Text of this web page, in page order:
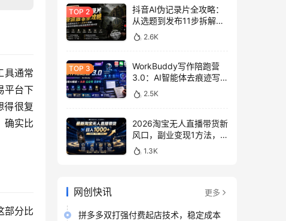
具通常
平台下
得很复
确实比
部分比
抖音AI伪记录片全攻略：
从选题到发布11步拆解，
零基础做出高流量真实感
内容
2.6K
WorkBuddy写作陪跑营
3.0：AI智能体去痕迹写
作，头条公众号百家号变
现
2.5K
2026淘宝无人直播带货新
风口，副业变现1方法，
无违规稳定可长期操作
1.3K
网创快讯 更多
拼多多双打强付费起店技术，稳定成本